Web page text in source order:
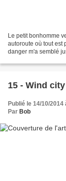
Le petit bonhomme
autoroute où tout est
danger m'a semblé
15 - Wind city
Publié le 14/10/2014
Par Bob